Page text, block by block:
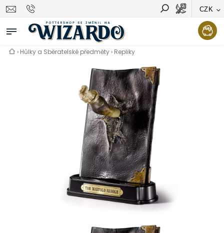
CZK
Vyhledávání Hledat
› Hůlky a Sběratelské předměty › Repliky